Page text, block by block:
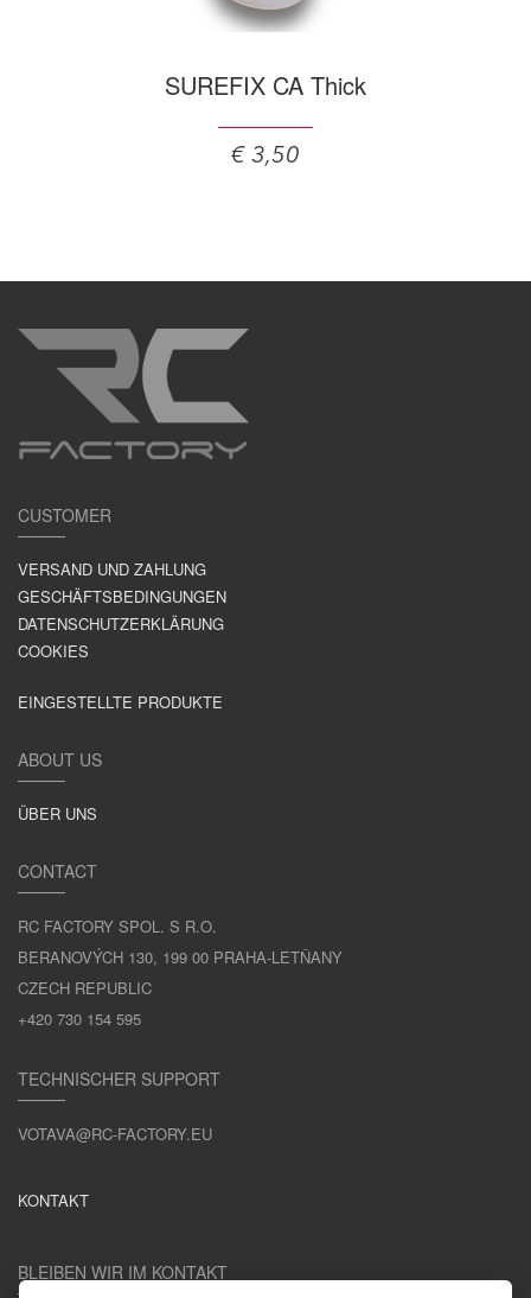
SUREFIX CA Thick
€ 3,50
CUSTOMER
VERSAND UND ZAHLUNG
GESCHÄFTSBEDINGUNGEN
DATENSCHUTZERKLÄRUNG
COOKIES
EINGESTELLTE PRODUKTE
ABOUT US
ÜBER UNS
CONTACT
RC FACTORY SPOL. S R.O.
BERANOVÝCH 130, 199 00 PRAHA-LETŇANY
CZECH REPUBLIC
+420 730 154 595
TECHNISCHER SUPPORT
VOTAVA@RC-FACTORY.EU
KONTAKT
BLEIBEN WIR IM KONTAKT